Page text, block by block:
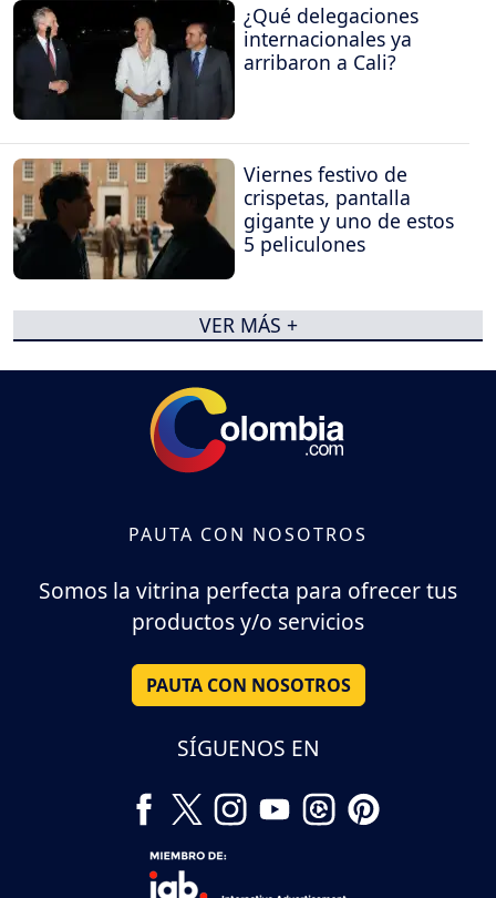
¿Qué delegaciones
internacionales ya
arribaron a Cali?
Viernes festivo de
crispetas, pantalla
gigante y uno de estos
5 peliculones
VER MÁS +
PAUTA CON NOSOTROS
Somos la vitrina perfecta para ofrecer tus
productos y/o servicios
PAUTA CON NOSOTROS
SÍGUENOS EN